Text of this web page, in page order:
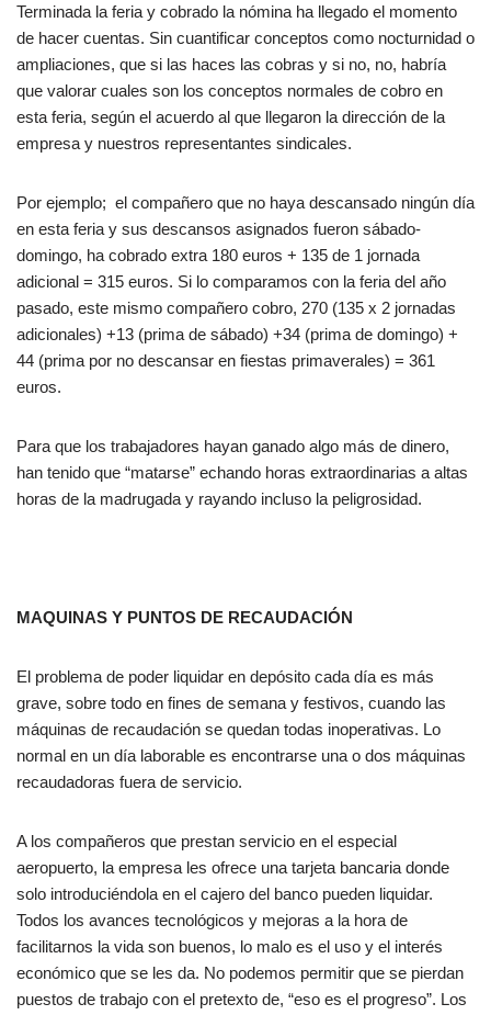
Terminada la feria y cobrado la nómina ha llegado el momento
de hacer cuentas. Sin cuantificar conceptos como nocturnidad o
ampliaciones, que si las haces las cobras y si no, no, habría
que valorar cuales son los conceptos normales de cobro en
esta feria, según el acuerdo al que llegaron la dirección de la
empresa y nuestros representantes sindicales.
Por ejemplo; el compañero que no haya descansado ningún día
en esta feria y sus descansos asignados fueron sábado-
domingo, ha cobrado extra 180 euros + 135 de 1 jornada
adicional = 315 euros. Si lo comparamos con la feria del año
pasado, este mismo compañero cobro, 270 (135 x 2 jornadas
adicionales) +13 (prima de sábado) +34 (prima de domingo) +
44 (prima por no descansar en fiestas primaverales) = 361
euros.
Para que los trabajadores hayan ganado algo más de dinero,
han tenido que “matarse” echando horas extraordinarias a altas
horas de la madrugada y rayando incluso la peligrosidad.
MAQUINAS Y PUNTOS DE RECAUDACIÓN
El problema de poder liquidar en depósito cada día es más
grave, sobre todo en fines de semana y festivos, cuando las
máquinas de recaudación se quedan todas inoperativas. Lo
normal en un día laborable es encontrarse una o dos máquinas
recaudadoras fuera de servicio.
A los compañeros que prestan servicio en el especial
aeropuerto, la empresa les ofrece una tarjeta bancaria donde
solo introduciéndola en el cajero del banco pueden liquidar.
Todos los avances tecnológicos y mejoras a la hora de
facilitarnos la vida son buenos, lo malo es el uso y el interés
económico que se les da. No podemos permitir que se pierdan
puestos de trabajo con el pretexto de, “eso es el progreso”. Los